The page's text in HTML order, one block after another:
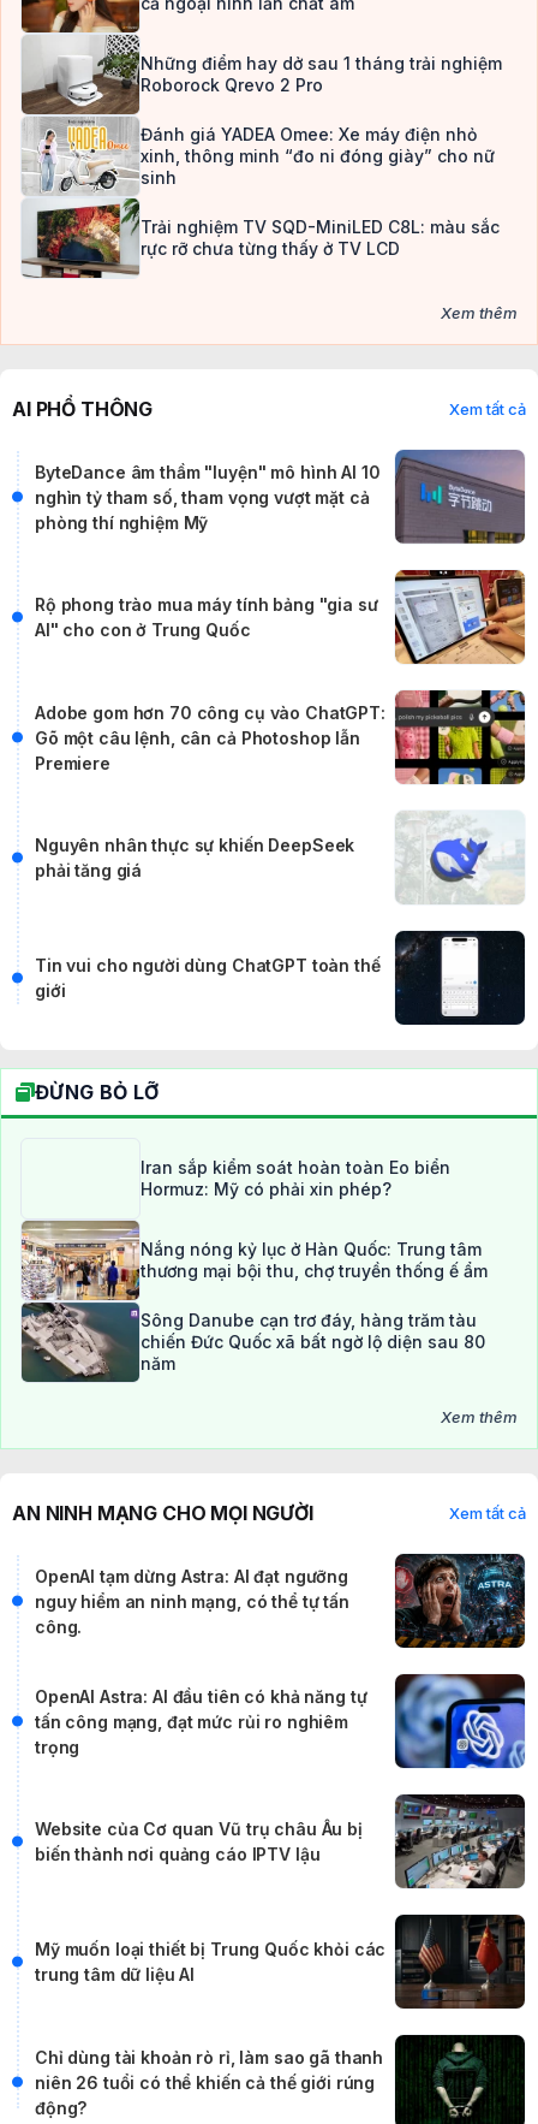
Những điểm hay dở sau 1 tháng trải nghiệm
Roborock Qrevo 2 Pro
Đánh giá YADEA Omee: Xe máy điện nhỏ
xinh, thông minh “đo ni đóng giày” cho nữ
sinh
Trải nghiệm TV SQD-MiniLED C8L: màu sắc
rực rỡ chưa từng thấy ở TV LCD
Xem thêm
AI PHỔ THÔNG Xem tất cả
ByteDance âm thầm "luyện" mô hình AI 10
nghìn tỷ tham số, tham vọng vượt mặt cả
phòng thí nghiệm Mỹ
Rộ phong trào mua máy tính bảng "gia sư
AI" cho con ở Trung Quốc
Adobe gom hơn 70 công cụ vào ChatGPT:
Gõ một câu lệnh, cân cả Photoshop lẫn
Premiere
Nguyên nhân thực sự khiến DeepSeek
phải tăng giá
Tin vui cho người dùng ChatGPT toàn thế
giới
ĐỪNG BỎ LỠ
Iran sắp kiểm soát hoàn toàn Eo biển
Hormuz: Mỹ có phải xin phép?
Nắng nóng kỷ lục ở Hàn Quốc: Trung tâm
thương mại bội thu, chợ truyền thống ế ẩm
Sông Danube cạn trơ đáy, hàng trăm tàu
chiến Đức Quốc xã bất ngờ lộ diện sau 80
năm
Xem thêm
AN NINH MẠNG CHO MỌI NGƯỜI Xem tất cả
OpenAI tạm dừng Astra: AI đạt ngưỡng
nguy hiểm an ninh mạng, có thể tự tấn
công.
OpenAI Astra: AI đầu tiên có khả năng tự
tấn công mạng, đạt mức rủi ro nghiêm
trọng
Website của Cơ quan Vũ trụ châu Âu bị
biến thành nơi quảng cáo IPTV lậu
Mỹ muốn loại thiết bị Trung Quốc khỏi các
trung tâm dữ liệu AI
Chỉ dùng tài khoản rò rỉ, làm sao gã thanh
niên 26 tuổi có thể khiến cả thế giới rúng
động?